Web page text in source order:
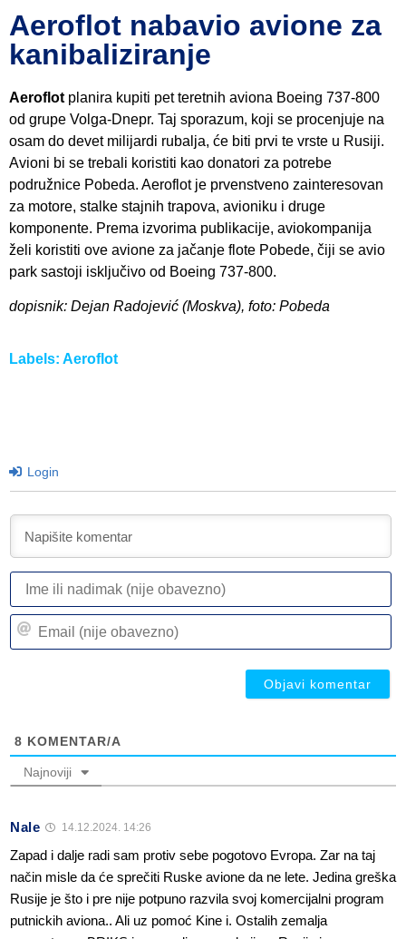
Aeroflot nabavio avione za
kanibaliziranje
Aeroflot planira kupiti pet teretnih aviona Boeing 737-800
od grupe Volga-Dnepr. Taj sporazum, koji se procenjuje na
osam do devet milijardi rubalja, će biti prvi te vrste u Rusiji.
Avioni bi se trebali koristiti kao donatori za potrebe
podružnice Pobeda. Aeroflot je prvenstveno zainteresovan
za motore, stalke stajnih trapova, avioniku i druge
komponente. Prema izvorima publikacije, aviokompanija
želi koristiti ove avione za jačanje flote Pobede, čiji se avio
park sastoji isključivo od Boeing 737-800.
dopisnik: Dejan Radojević (Moskva), foto: Pobeda
Labels: Aeroflot
Login
8 KOMENTAR/A
Najnoviji
Nale 14.12.2024. 14:26
Zapad i dalje radi sam protiv sebe pogotovo Evropa. Zar na taj
način misle da će sprečiti Ruske avione da ne lete. Jedina greška
Rusije je što i pre nije potpuno razvila svoj komercijalni program
putnickih aviona.. Ali uz pomoć Kine i. Ostalih zemalja